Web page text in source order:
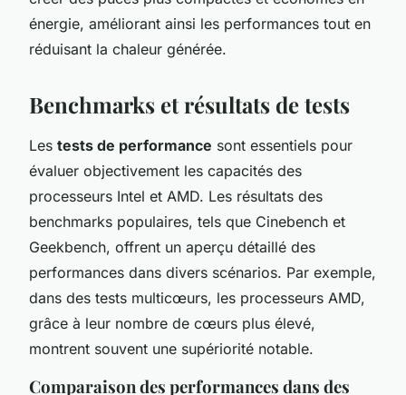
énergie, améliorant ainsi les performances tout en
réduisant la chaleur générée.
Benchmarks et résultats de tests
Les tests de performance sont essentiels pour
évaluer objectivement les capacités des
processeurs Intel et AMD. Les résultats des
benchmarks populaires, tels que Cinebench et
Geekbench, offrent un aperçu détaillé des
performances dans divers scénarios. Par exemple,
dans des tests multicœurs, les processeurs AMD,
grâce à leur nombre de cœurs plus élevé,
montrent souvent une supériorité notable.
Comparaison des performances dans des